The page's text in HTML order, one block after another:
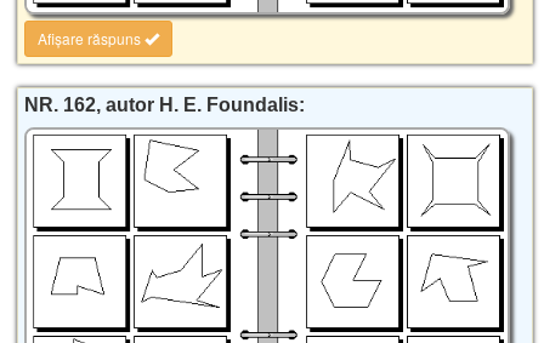
Afișare răspuns
NR. 162, autor H. E. Foundalis: